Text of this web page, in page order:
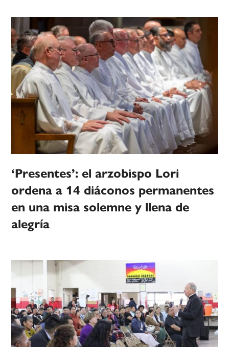
‘Presentes’: el arzobispo Lori
ordena a 14 diáconos permanentes
en una misa solemne y llena de
alegría